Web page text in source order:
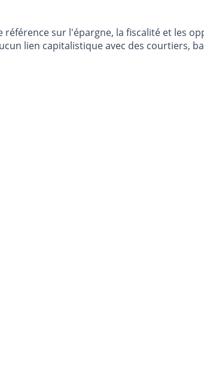
sur l'épargne, la fiscalité et les
lien capitalistique avec des courtiers,